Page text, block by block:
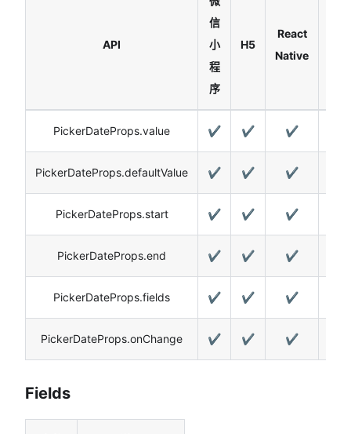
API
信
小
程
序
H5
React
Native
PickerDateProps.value ✔️ ✔️ ✔️
PickerDateProps.defaultValue ✔️ ✔️ ✔️
PickerDateProps.start ✔️ ✔️ ✔️
PickerDateProps.end ✔️ ✔️ ✔️
PickerDateProps.fields ✔️ ✔️ ✔️
PickerDateProps.onChange ✔️ ✔️ ✔️
Fields